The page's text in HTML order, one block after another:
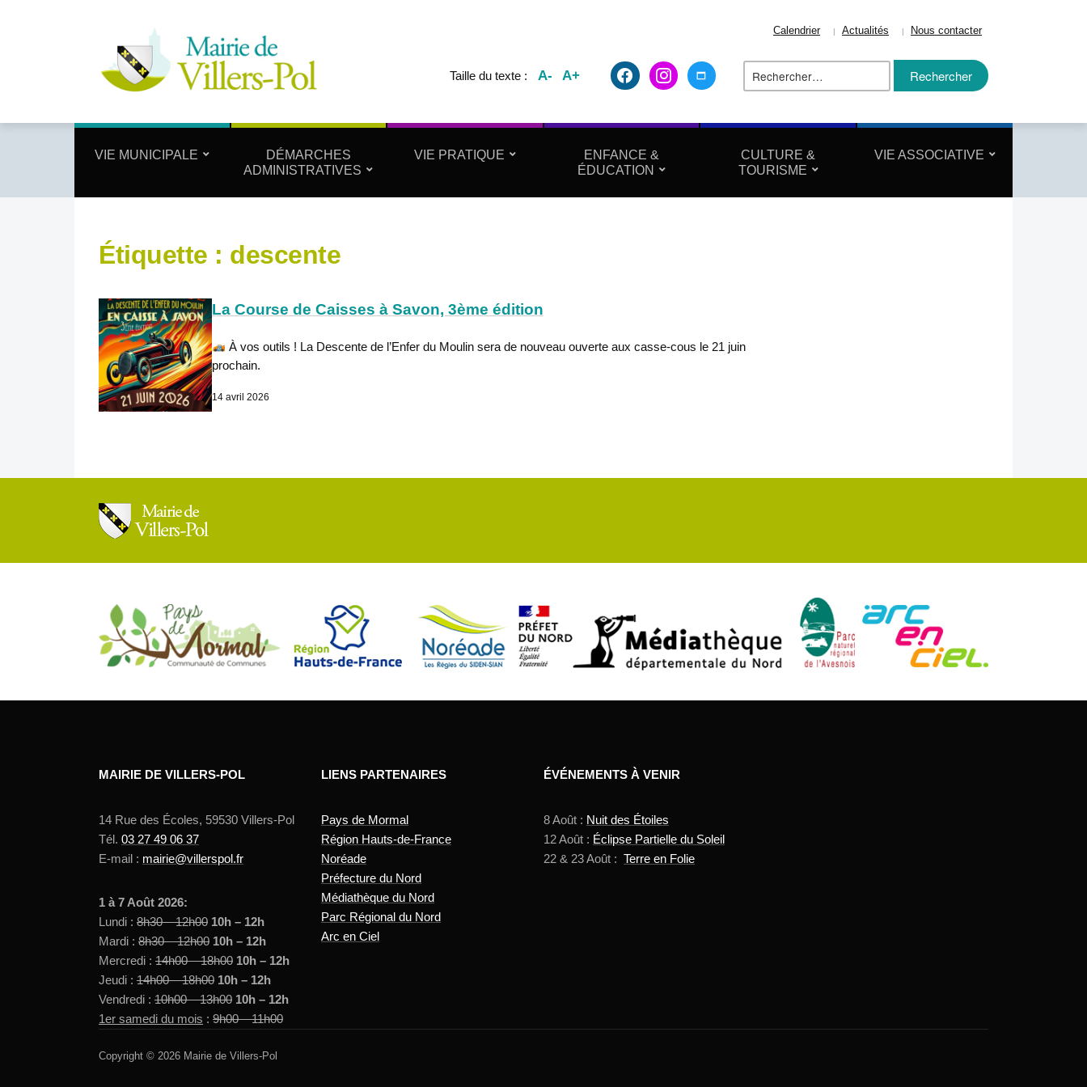
Calendrier Actualités Nous contacter
Taille du texte : A- A+ facebook2instagrammaximize Rechercher :
VIE MUNICIPALE
DÉMARCHES
ADMINISTRATIVES
VIE PRATIQUE
ENFANCE &
ÉDUCATION
CULTURE &
TOURISME
VIE ASSOCIATIVE
Étiquette : descente
La Course de Caisses à Savon, 3ème édition
À vos outils ! La Descente de l’Enfer du Moulin sera de nouveau ouverte aux casse-cous le 21 juin
prochain.
14 avril 2026
MAIRIE DE VILLERS-POL
14 Rue des Écoles, 59530 Villers-Pol
Tél. 03 27 49 06 37
E-mail : mairie@villerspol.fr
1 à 7 Août 2026:
Lundi : 8h30 – 12h00 10h – 12h
Mardi : 8h30 – 12h00 10h – 12h
Mercredi : 14h00 – 18h00 10h – 12h
Jeudi : 14h00 – 18h00 10h – 12h
Vendredi : 10h00 – 13h00 10h – 12h
1er samedi du mois : 9h00 – 11h00
LIENS PARTENAIRES
Pays de Mormal
Région Hauts-de-France
Noréade
Préfecture du Nord
Médiathèque du Nord
Parc Régional du Nord
Arc en Ciel
ÉVÉNEMENTS À VENIR
8 Août : Nuit des Étoiles
12 Août : Éclipse Partielle du Soleil
22 & 23 Août : Terre en Folie
Copyright © 2026 Mairie de Villers-Pol